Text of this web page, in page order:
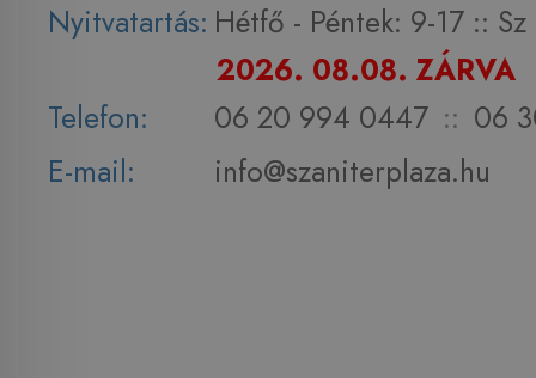
Nyitvatartás: Hétfő - Péntek: 9-17 :: Sz
2026. 08.08. ZÁRVA
Telefon:
06 20 994 0447 :: 06
E-mail:
info@szaniterplaza.hu